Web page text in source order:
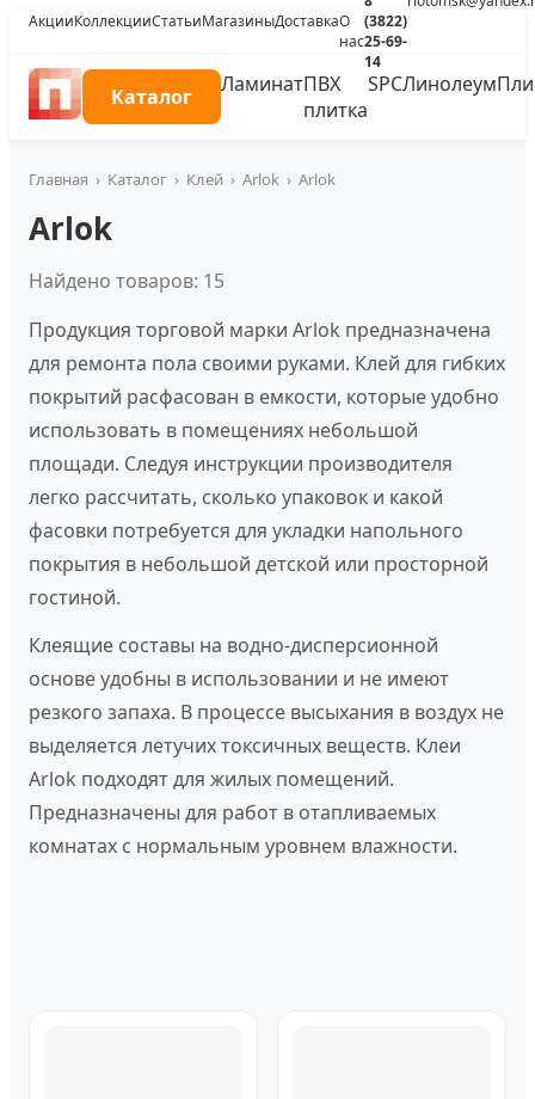
АкцииКоллекцииСтатьиМагазиныДоставкаО
нас
(3822)
25-69-
14
Каталог ЛаминатПВХ
плитка
SPCЛинолеум
Главная › Каталог › Клей › Arlok › Arlok
Arlok
Найдено товаров: 15
Продукция торговой марки Arlok предназначена
для ремонта пола своими руками. Клей для гибких
покрытий расфасован в емкости, которые удобно
использовать в помещениях небольшой
площади. Следуя инструкции производителя
легко рассчитать, сколько упаковок и какой
фасовки потребуется для укладки напольного
покрытия в небольшой детской или просторной
гостиной.
Клеящие составы на водно-дисперсионной
основе удобны в использовании и не имеют
резкого запаха. В процессе высыхания в воздух не
выделяется летучих токсичных веществ. Клеи
Arlok подходят для жилых помещений.
Предназначены для работ в отапливаемых
комнатах с нормальным уровнем влажности.